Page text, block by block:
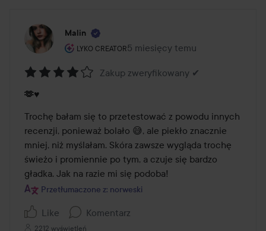
Malin
LYKO CREATOR
Rola użytkownika: Lyko Creator.
5 miesięcy temu
Post został utworzony 5
4
z
5
Zakup zweryfikowany ✔
🫶♥️
Trochę bałam się to przetestować z powodu innych
recenzji, ponieważ bolało 😅, ale piekło znacznie
mniej, niż myślałam. Skóra zawsze wygląda trochę
świeżo i promiennie po tym, a czuje się bardzo
gładka. Jak na razie mi się podoba!
Przetłumaczone z: norweski
Like Komentarz
2212 wyświetleń